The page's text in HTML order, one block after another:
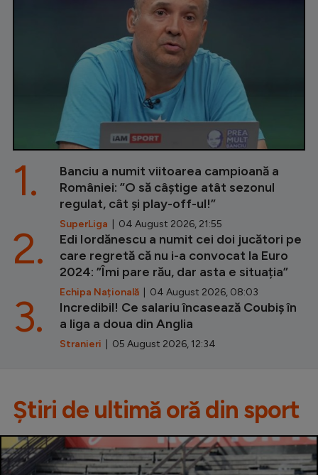
Banciu a numit viitoarea campioană a
României: ”O să câștige atât sezonul
regulat, cât și play-off-ul!”
SuperLiga | 04 August 2026, 21:55
1.
Edi Iordănescu a numit cei doi jucători pe
care regretă că nu i-a convocat la Euro
2024: ”Îmi pare rău, dar asta e situația”
Echipa Națională | 04 August 2026, 08:03
2.
Incredibil! Ce salariu încasează Coubiș în
a liga a doua din Anglia
Stranieri | 05 August 2026, 12:34
3.
Știri de ultimă oră din sport